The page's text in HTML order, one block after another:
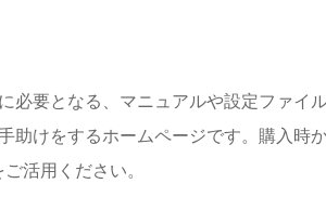
要となる、マニュアルや設定ファイ
けをするホームページです。購入時
活用ください。